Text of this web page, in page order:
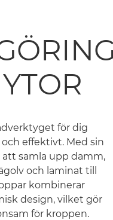
för dig
effektivt. Med sin
samla upp damm,
och laminat till
kombinerar
design, vilket gör
för kroppen.